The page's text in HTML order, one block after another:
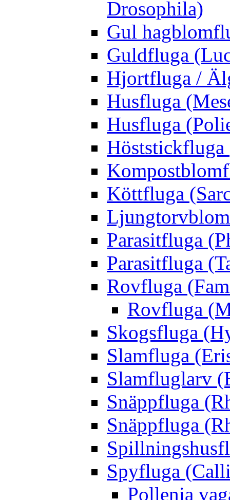
Drosophila)
Gul
Guldfluga
Hjortfluga /
Husfluga
Husfluga
Höststickfluga
Köttfluga
Parasitfluga
Parasitfluga
Rovfluga
Rovfluga
Skogsfluga
Slamfluga
Slamfluglarv
Snäppfluga
Snäppfluga
Spyfluga
Pollenia